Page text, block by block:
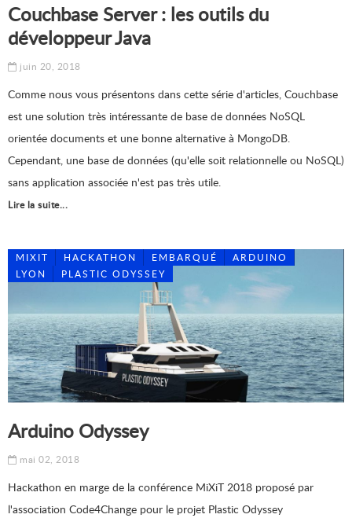
Couchbase Server : les outils du
développeur Java
juin 20, 2018
Comme nous vous présentons dans cette série d'articles, Couchbase
est une solution très intéressante de base de données NoSQL
orientée documents et une bonne alternative à MongoDB.
Cependant, une base de données (qu'elle soit relationnelle ou NoSQL)
sans application associée n'est pas très utile.
Lire la suite...
MIXIT HACKATHON EMBARQUÉ
ARDUINO
LYON
PLASTIC ODYSSEY
Arduino Odyssey
mai 02, 2018
Hackathon en marge de la conférence MiXiT 2018 proposé par
l'association Code4Change pour le projet Plastic Odyssey